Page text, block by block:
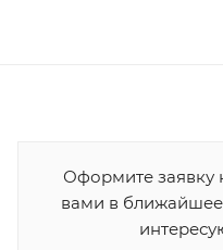
Оформите заявку
вами в